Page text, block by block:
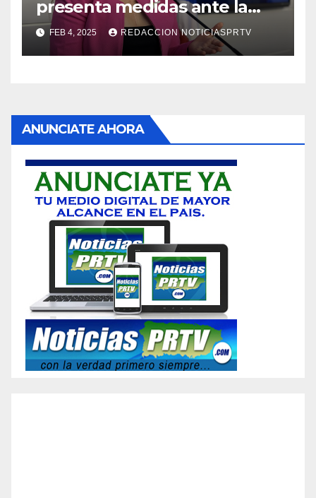
presenta medidas ante la
violencia en el noviazgo
FEB 4, 2025 REDACCION NOTICIASPRTV
ANUNCIATE AHORA